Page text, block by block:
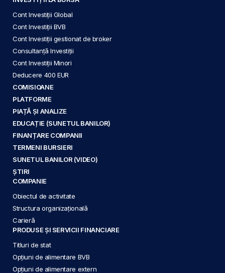
Cont Investiții Global
Cont Investiții BVB
Cont Investiții gestionat de broker
Consultanță Investiții
Cont Investiții Minori
Deducere 400 EUR
COMISIOANE
PLATFORME
PIAȚĂ ȘI ANALIZE
EDUCAȚIE (SUNETUL BANILOR)
FINANȚARE COMPANII
TERMENI BURSIERI
SUNETUL BANILOR (VIDEO)
ȘTIRI
COMPANIE
Obiectul de activitate
Structura organizațională
Carieră
PRODUSE ȘI SERVICII FINANCIARE
Titluri de stat
Opțiuni de alimentare BVB
Opțiuni de alimentare extern